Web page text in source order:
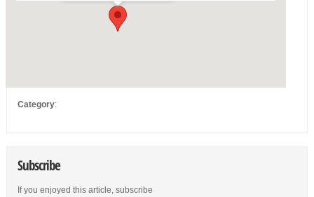
Category:
Subscribe
If you enjoyed this article, subscribe